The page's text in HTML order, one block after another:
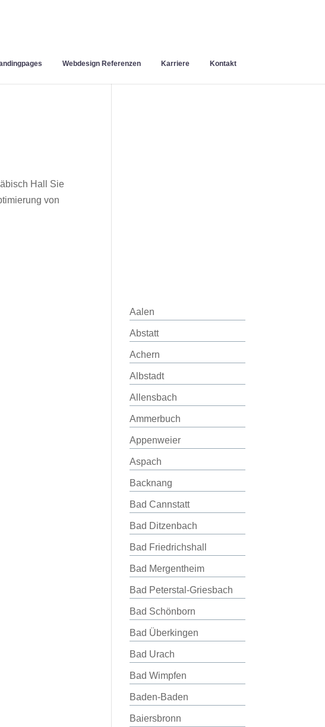
Webdesign Referenzen Karriere Kontakt
Hall Sie
von
Aalen
Abstatt
Achern
Albstadt
Allensbach
Ammerbuch
Appenweier
Aspach
Backnang
Bad Cannstatt
Bad Ditzenbach
Bad Friedrichshall
Bad Mergentheim
Bad Peterstal-Griesbach
Bad Schönborn
Bad Überkingen
Bad Urach
Bad Wimpfen
Baden-Baden
Baiersbronn